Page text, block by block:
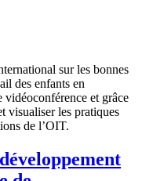
sur les bonnes
des enfants en
vidéoconférence et grâce
visualiser les pratiques
de l’OIT.